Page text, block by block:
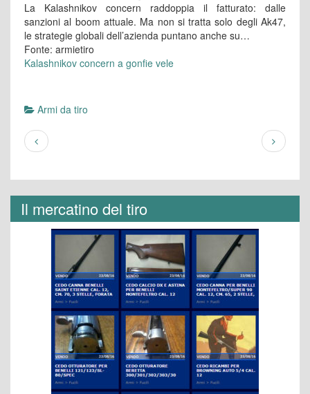
La Kalashnikov concern raddoppia il fatturato: dalle
sanzioni al boom attuale. Ma non si tratta solo degli Ak47,
le strategie globali dell’azienda puntano anche su…
Fonte: armietiro
Kalashnikov concern a gonfie vele
Armi da tiro
Il mercatino del tiro